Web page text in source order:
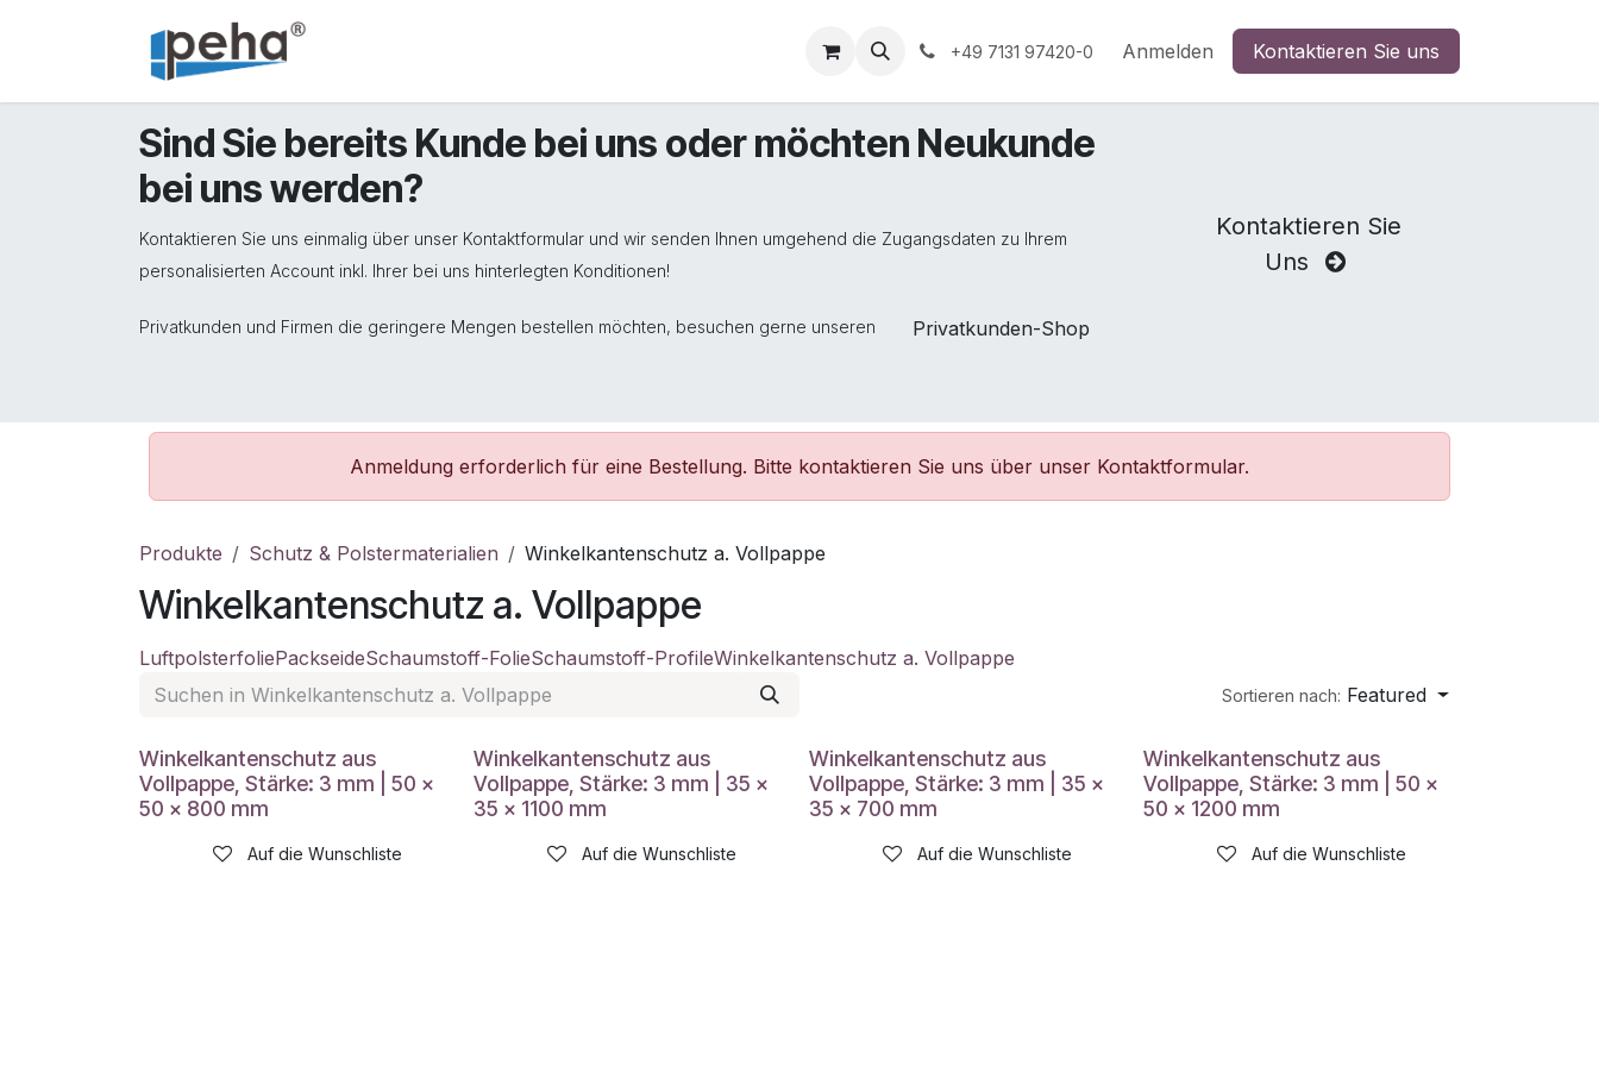
Informationen Shop Gewerbekunden
+49 7131 97420-0 Anmelden Kontaktieren Sie uns
Sind Sie bereits Kunde bei uns oder möchten Neukunde
bei uns werden?
Kontaktieren Sie uns einmalig über unser Kontaktformular und wir senden Ihnen umgehend die Zugangsdaten zu Ihrem
personalisierten Account inkl. Ihrer bei uns hinterlegten Konditionen!
Privatkunden und Firmen die geringere Mengen bestellen möchten, besuchen gerne unseren Privatkunden-Shop
Kontaktieren Sie
Uns
Anmeldung erforderlich für eine Bestellung. Bitte kontaktieren Sie uns über unser Kontaktformular.
Produkte Schutz & Polstermaterialien Winkelkantenschutz a. Vollpappe
Winkelkantenschutz a. Vollpappe
LuftpolsterfoliePackseideSchaumstoff-FolieSchaumstoff-ProfileWinkelkantenschutz a. Vollpappe
Sortieren nach: Featured
Winkelkantenschutz aus
Vollpappe, Stärke: 3 mm | 50 x
50 x 800 mm
Auf die Wunschliste
Winkelkantenschutz aus
Vollpappe, Stärke: 3 mm | 35 x
35 x 1100 mm
Auf die Wunschliste
Winkelkantenschutz aus
Vollpappe, Stärke: 3 mm | 35 x
35 x 700 mm
Auf die Wunschliste
Winkelkantenschutz aus
Vollpappe, Stärke: 3 mm | 50 x
50 x 1200 mm
Auf die Wunschliste